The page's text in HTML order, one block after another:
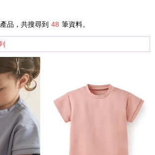
品，共搜尋到 48 筆資料。